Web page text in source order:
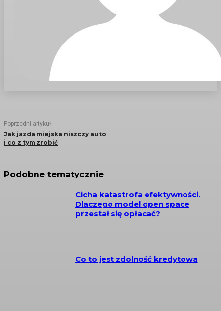
Poprzedni artykuł
Jak jazda miejska niszczy auto
i co z tym zrobić
Podobne tematycznie
Cicha katastrofa efektywności.
Dlaczego model open space
przestał się opłacać?
Co to jest zdolność kredytowa